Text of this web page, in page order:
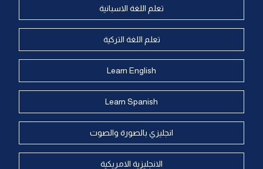
تعلم اللغة الاسبانية
تعلم اللغة التركية
Learn English
Learn Spanish
انجليزي بالصورة والصوت
الانجليزية الامريكية